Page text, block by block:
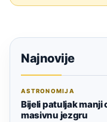
Najnovije
ASTRONOMIJA
Bijeli patuljak manji
masivnu jezgru